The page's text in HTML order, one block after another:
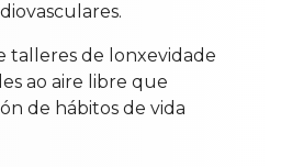
talleres de lonxevidade
ao aire libre que
de hábitos de vida